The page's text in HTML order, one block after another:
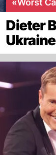
«Worst
Dieter